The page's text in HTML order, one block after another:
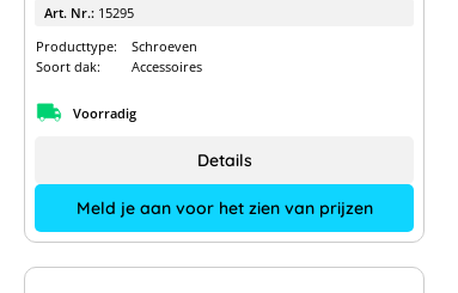
Art. Nr.: 15295
Producttype:
Schroeven
Soort dak:
Accessoires
Voorradig
Meld je aan voor het zien van prijzen
Details